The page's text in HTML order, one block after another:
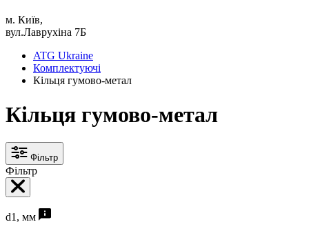
м. Київ,
вул.Лаврухіна 7Б
ATG Ukraine
Комплектуючі
Кільця гумово-метал
Кільця гумово-метал
Фільтр
Фільтр
d1, мм